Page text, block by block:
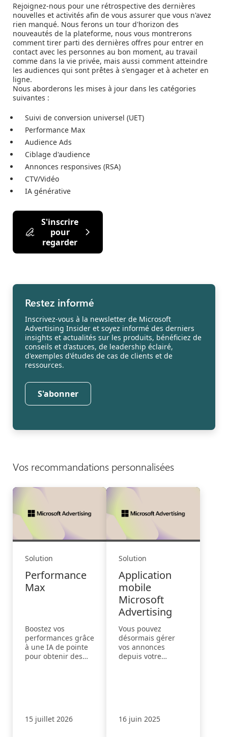
Rejoignez-nous pour une rétrospective des dernières
nouvelles et activités afin de vous assurer que vous n'avez
rien manqué. Nous ferons un tour d'horizon des
nouveautés de la plateforme, nous vous montrerons
comment tirer parti des dernières offres pour entrer en
contact avec les personnes au bon moment, au travail
comme dans la vie privée, mais aussi comment atteindre
les audiences qui sont prêtes à s'engager et à acheter en
ligne.
Nous aborderons les mises à jour dans les catégories
suivantes :
Suivi de conversion universel (UET)
Performance Max
Audience Ads
Ciblage d'audience
Annonces responsives (RSA)
CTV/Vidéo
IA générative
S'inscrire
pour
regarder
Restez informé
Inscrivez-vous à la newsletter de Microsoft
Advertising Insider et soyez informé des derniers
insights et actualités sur les produits, bénéficiez de
conseils et d'astuces, de leadership éclairé,
d'exemples d'études de cas de clients et de
ressources.
S'abonner
Vos recommandations personnalisées
Solution
Performance
Max
Boostez vos
performances grâce
à une IA de pointe
pour obtenir des
votre
15 juillet 2026
Solution
Application
mobile
Microsoft
Advertising
Vous pouvez
désormais gérer
vos annonces
depuis votre
16 juin 2025